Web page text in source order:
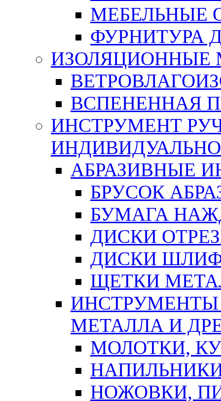
МЕБЕЛЬНЫЕ
ФУРНИТУРА
ИЗОЛЯЦИОННЫЕ
ВСПЕНЕННАЯ
ИНСТРУМЕНТ
АБРАЗИВНЫЕ
БРУСОК
БУМАГА
ДИСКИ
ДИСКИ
ЩЕТКИ
ИНСТРУМЕНТЫ
МЕТАЛЛА И
МОЛОТКИ,
НОЖОВКИ,